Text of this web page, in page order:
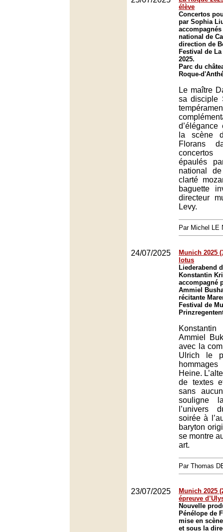
élève
Concertos
par Sophia
accompagnés
national de
direction de
Festival de
2025.
Parc du
Roque-
Le maître
sa disciple
la scène
Florans
épaulés
national
clarté
baguette
directeur
Levy.
Par Michel LE
24/07/2025
Munich 2025
lotus
Liederabend
Konstantin
accompagné
Ammiel
récitante
Festival de
Ammiel
avec la
Ulrich le
Heine.
de textes
sans
souligne
l’univers
soirée à
baryton
se montre
art.
Par Thomas
23/07/2025
Munich 2025
épreuve
Nouvelle
Pénélope de
mise en
et sous la